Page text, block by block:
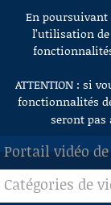
Aller au contenu
En poursuivant
l’utilisation
ATTENTION : si
fonctionnalités
seront pas
Portail vidéo
ACCUEIL
Catégories de